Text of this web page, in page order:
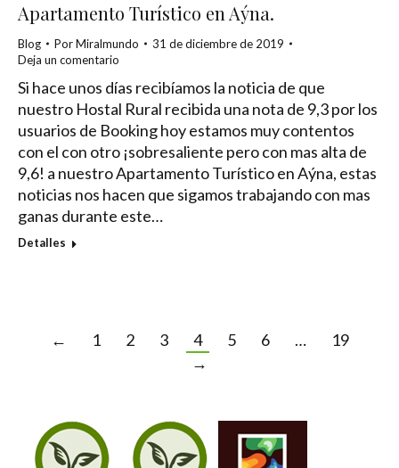
Apartamento Turístico en Aýna.
Blog PorMiralmundo
31 de diciembre de 2019
Deja un comentario
Si hace unos días recibíamos la noticia de que
nuestro Hostal Rural recibida una nota de 9,3 por los
usuarios de Booking hoy estamos muy contentos
con el con otro ¡sobresaliente pero con mas alta de
9,6! a nuestro Apartamento Turístico en Aýna, estas
noticias nos hacen que sigamos trabajando con mas
ganas durante este…
Detalles
← 1 2 3 4 5 6 …
19
→